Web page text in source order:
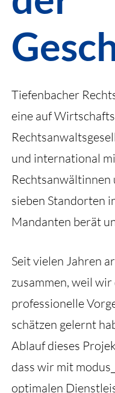
Tiefenbacher
eine auf
und international
Rechtsanwältinnen
sieben Standorten
Mandanten berät
Seit vielen Jahren
zusammen, weil
professionelle
schätzen gelernt
Ablauf dieses
dass wir mit
optimalen